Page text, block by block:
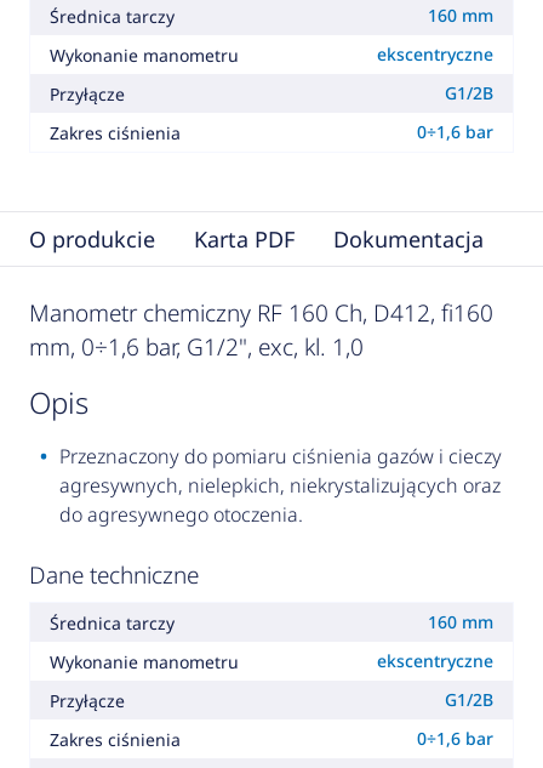
Średnica tarczy
160 mm
Wykonanie manometru
ekscentryczne
Przyłącze
G1/2B
Zakres ciśnienia
0÷1,6 bar
O produkcie Karta PDF Dokumentacja
Manometr chemiczny RF 160 Ch, D412, fi160
mm, 0÷1,6 bar, G1/2", exc, kl. 1,0
opis
Przeznaczony do pomiaru ciśnienia gazów i cieczy
agresywnych, nielepkich, niekrystalizujących oraz
do agresywnego otoczenia.
Dane techniczne
Średnica tarczy
160 mm
Wykonanie manometru
ekscentryczne
Przyłącze
G1/2B
Zakres ciśnienia
0÷1,6 bar